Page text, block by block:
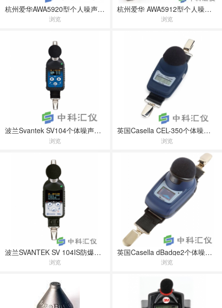
杭州爱华AWA5920型个人噪声剂量计(本安防爆型)
浏览
杭州爱华 AWA5912型个人噪声剂量计
浏览
波兰Svantek SV104个体噪声剂量计
浏览
英国Casella CEL-350个体噪声剂量计
浏览
波兰SVANTEK SV 104IS防爆个体噪声剂量计
浏览
英国Casella dBadge2个体噪声暴露计
浏览